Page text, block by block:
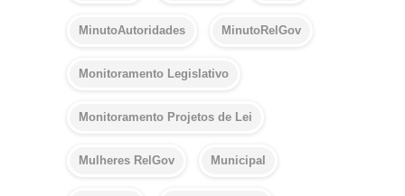
MinutoAutoridades MinutoRelGov
Monitoramento Legislativo
Monitoramento Projetos de Lei
Mulheres RelGov Municipal